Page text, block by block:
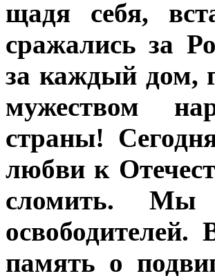
щадя себя,
сражались за
за каждый дом,
мужеством
страны!
любви к
сломить. Мы
память о